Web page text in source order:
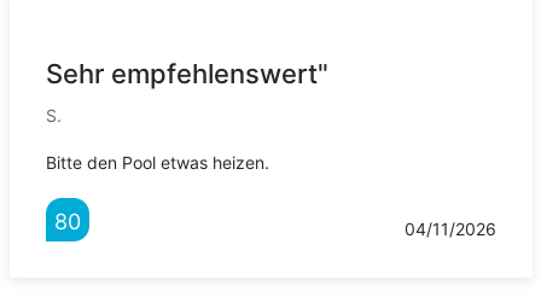
Sehr empfehlenswert"
S.
Bitte den Pool etwas heizen.
80 04/11/2026